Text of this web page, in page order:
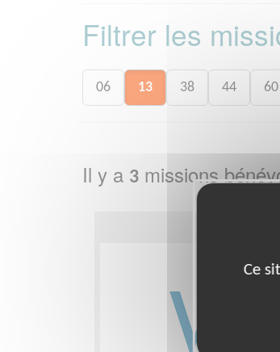
Filtrer les
06 13 38 44 60
Il y a 3 missions
Ce